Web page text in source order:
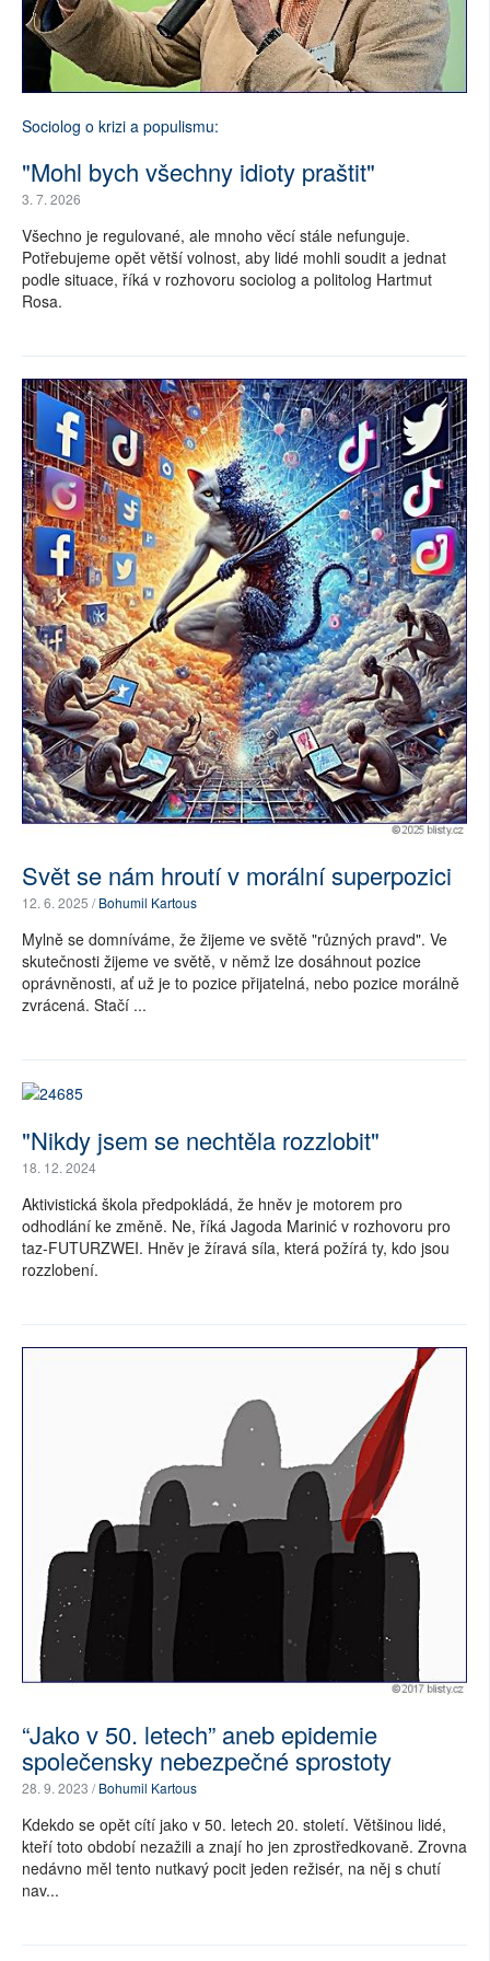
SOCIÁLNÍ SÍTĚ
RUBRIKY
PLNÁ VERZE STRÁNEK
Sociolog o krizi a populismu:
"Mohl bych všechny idioty praštit"
3. 7. 2026
Všechno je regulované, ale mnoho věcí stále nefunguje.
Potřebujeme opět větší volnost, aby lidé mohli soudit a jednat
podle situace, říká v rozhovoru sociolog a politolog Hartmut
Rosa.
Svět se nám hroutí v morální superpozici
12. 6. 2025 /Bohumil Kartous
Mylně se domníváme, že žijeme ve světě "různých pravd". Ve
skutečnosti žijeme ve světě, v němž lze dosáhnout pozice
oprávněnosti, ať už je to pozice přijatelná, nebo pozice morálně
zvrácená. Stačí ...
"Nikdy jsem se nechtěla rozzlobit"
18. 12. 2024
Aktivistická škola předpokládá, že hněv je motorem pro
odhodlání ke změně. Ne, říká Jagoda Marinić v rozhovoru pro
taz-FUTURZWEI. Hněv je žíravá síla, která požírá ty, kdo jsou
rozzlobení.
“Jako v 50. letech” aneb epidemie
společensky nebezpečné sprostoty
28. 9. 2023 /Bohumil Kartous
Kdekdo se opět cítí jako v 50. letech 20. století. Většinou lidé,
kteří toto období nezažili a znají ho jen zprostředkovaně. Zrovna
nedávno měl tento nutkavý pocit jeden režisér, na něj s chutí
nav...